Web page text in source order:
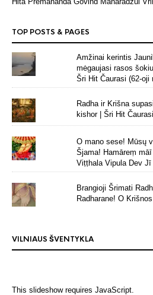
TOP POSTS & PAGES
Amžinai kerintis
mėgaujasi rasos
Šri Hit Čaurasi (62-oji
Radha ir Krišna
kishor | Šri Hit
O mano sese! Mūsų
Šjama! Hamāreṃ
Viṭṭhala Vipula Dev
Brangioji Šrimati
Radharane! O
VILNIAUS ŠVENTYKLA
This slideshow requires JavaScript.